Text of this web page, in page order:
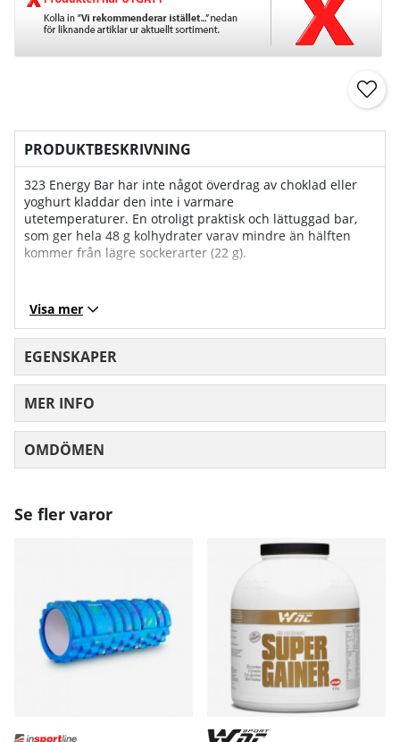
PRODUKTBESKRIVNING
323 Energy Bar har inte något överdrag av choklad eller
yoghurt kladdar den inte i varmare
utetemperaturer. En otroligt praktisk och lättuggad bar,
som ger hela 48 g kolhydrater varav mindre än hälften
kommer från lägre sockerarter (22 g).
323 Energy Bar fungerar utmärkt som färdkost under
vandring/klättring eller som energi under träning/tävling.
Under längre tävlingar i till exempel skidåkning, cykel eller
triathlon då en hel del sportdryck och energigel
konsumeras, mår magen i regel bra av att bryta av med
bitar av energibars. Intar man sportdryck och/eller gel och
bars med koffein under längre tid, riskerar man att få i sig
för höga doser koffein. Prestationen kan då bli lidande.
Återhämtning
För en riktigt bra återhämtning kompletterar du med en
Visa mer
EGENSKAPER
MER INFO
OMDÖMEN
Se fler varor